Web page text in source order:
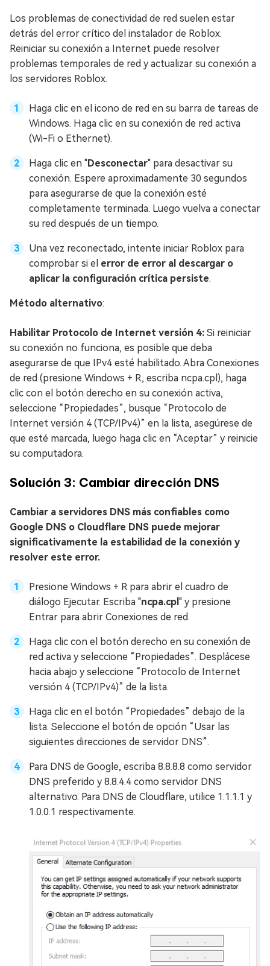
Los problemas de conectividad de red suelen estar
detrás del error crítico del instalador de Roblox.
Reiniciar su conexión a Internet puede resolver
problemas temporales de red y actualizar su conexión a
los servidores Roblox.
Haga clic en el icono de red en su barra de tareas de
Windows. Haga clic en su conexión de red activa
(Wi-Fi o Ethernet).
Haga clic en "Desconectar" para desactivar su
conexión. Espere aproximadamente 30 segundos
para asegurarse de que la conexión esté
completamente terminada. Luego vuelva a conectar
su red después de un tiempo.
Una vez reconectado, intente iniciar Roblox para
comprobar si el error de error al descargar o
aplicar la configuración crítica persiste.
Método alternativo:
Habilitar Protocolo de Internet versión 4: Si reiniciar
su conexión no funciona, es posible que deba
asegurarse de que IPv4 esté habilitado. Abra Conexiones
de red (presione Windows + R, escriba ncpa.cpl), haga
clic con el botón derecho en su conexión activa,
seleccione “Propiedades”, busque “Protocolo de
Internet versión 4 (TCP/IPv4)” en la lista, asegúrese de
que esté marcada, luego haga clic en “Aceptar” y reinicie
su computadora.
Solución 3: Cambiar dirección DNS
Cambiar a servidores DNS más confiables como
Google DNS o Cloudflare DNS puede mejorar
significativamente la estabilidad de la conexión y
resolver este error.
Presione Windows + R para abrir el cuadro de
diálogo Ejecutar. Escriba "ncpa.cpl " y presione
Entrar para abrir Conexiones de red.
Haga clic con el botón derecho en su conexión de
red activa y seleccione “Propiedades”. Desplácese
hacia abajo y seleccione “Protocolo de Internet
versión 4 (TCP/IPv4)” de la lista.
Haga clic en el botón “Propiedades” debajo de la
lista. Seleccione el botón de opción “Usar las
siguientes direcciones de servidor DNS”.
Para DNS de Google, escriba 8.8.8.8 como servidor
DNS preferido y 8.8.4.4 como servidor DNS
alternativo. Para DNS de Cloudflare, utilice 1.1.1.1 y
1.0.0.1 respectivamente.